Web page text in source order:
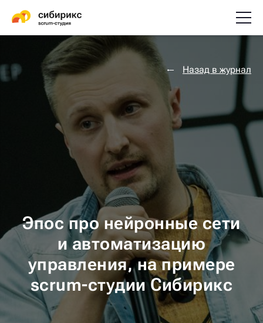
Назад в журнал
Эпос про нейронные сети
и автоматизацию
управления, на примере
scrum-студии Сибирикс